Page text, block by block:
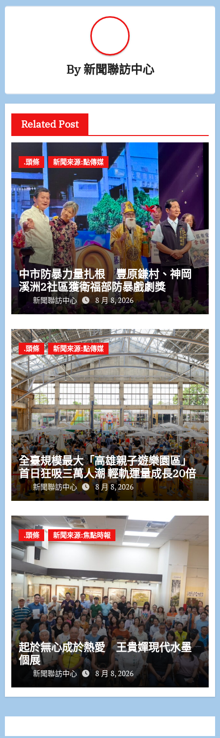
By新聞聯訪中心
Related Post
.頭條 新聞來源:點傳媒
中市防暴力量扎根 豐原鎌村、神岡
溪洲2社區獲衛福部防暴戲劇獎
新聞聯訪中心 8 月 8, 2026
.頭條 新聞來源:點傳媒
全臺規模最大「高雄親子遊樂園區」
首日狂吸三萬人潮 輕軌運量成長20倍
新聞聯訪中心 8 月 8, 2026
.頭條 新聞來源:焦點時報
起於無心成於熱愛 王貴嬋現代水墨
個展
新聞聯訪中心 8 月 8, 2026